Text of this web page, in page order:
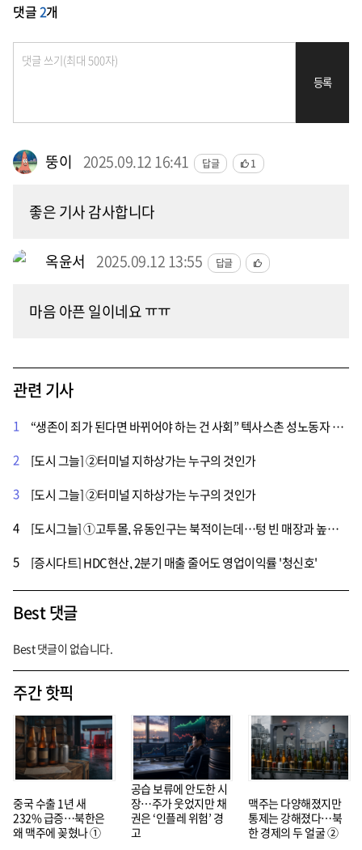
댓글2개
등록
뚱이 2025.09.12 16:41 답글 1
좋은 기사 감사합니다
옥윤서 2025.09.12 13:55 답글
마음 아픈 일이네요 ㅠㅠ
관련 기사
1
“생존이 죄가 된다면 바뀌어야 하는 건 사회” 텍사스촌 성노동자 집회
2
[도시 그늘] ②터미널 지하상가는 누구의 것인가
3
[도시 그늘] ②터미널 지하상가는 누구의 것인가
4
[도시그늘] ①고투몰, 유동인구는 북적이는데…텅 빈 매장과 높아진 대부료
5
[증시다트] HDC현산, 2분기 매출 줄어도 영업이익률 '청신호'
Best 댓글
Best 댓글이 없습니다.
주간 핫픽
중국 수출 1년 새
232% 급증…북한은
왜 맥주에 꽂혔나 ①
공습 보류에 안도한 시
장…주가 웃었지만 채
권은 ‘인플레 위험’ 경
고
맥주는 다양해졌지만
통제는 강해졌다…북
한 경제의 두 얼굴 ②